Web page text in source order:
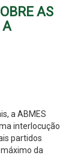
AS
A
a ABMES
interlocução
partidos
da